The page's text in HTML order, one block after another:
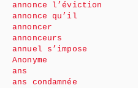
annonce l’éviction
annonce qu’il
annoncer
annonceurs
annuel s’impose
Anonyme
ans
ans condamnée